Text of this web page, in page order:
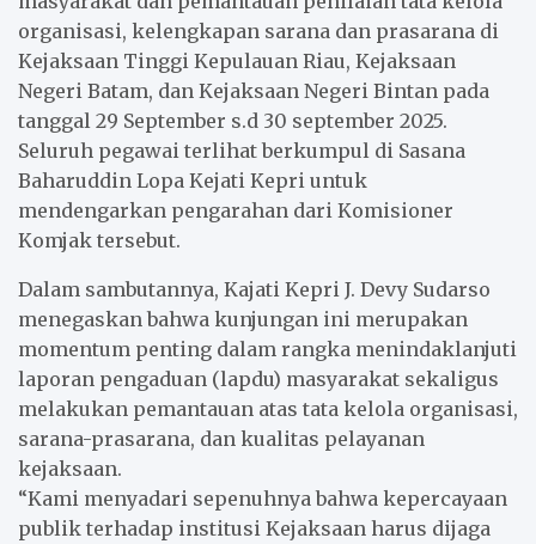
organisasi, kelengkapan sarana dan prasarana di
Kejaksaan Tinggi Kepulauan Riau, Kejaksaan
Negeri Batam, dan Kejaksaan Negeri Bintan pada
tanggal 29 September s.d 30 september 2025.
Seluruh pegawai terlihat berkumpul di Sasana
Baharuddin Lopa Kejati Kepri untuk
mendengarkan pengarahan dari Komisioner
Komjak tersebut.
Dalam sambutannya, Kajati Kepri J. Devy Sudarso
menegaskan bahwa kunjungan ini merupakan
momentum penting dalam rangka menindaklanjuti
laporan pengaduan (lapdu) masyarakat sekaligus
melakukan pemantauan atas tata kelola organisasi,
sarana-prasarana, dan kualitas pelayanan
kejaksaan.
“Kami menyadari sepenuhnya bahwa kepercayaan
publik terhadap institusi Kejaksaan harus dijaga